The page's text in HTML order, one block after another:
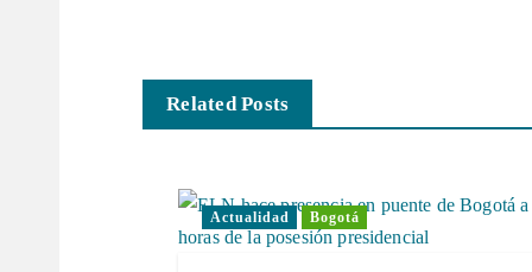
Related Posts
Actualidad Bogotá